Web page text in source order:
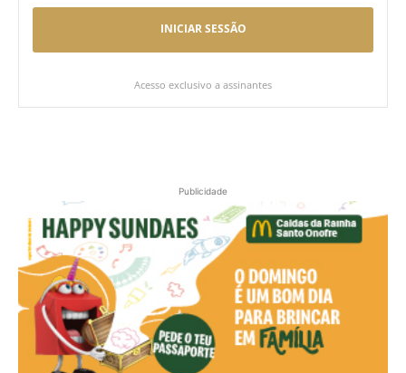
INICIAR SESSÃO
Acesso exclusivo a assinantes
Publicidade